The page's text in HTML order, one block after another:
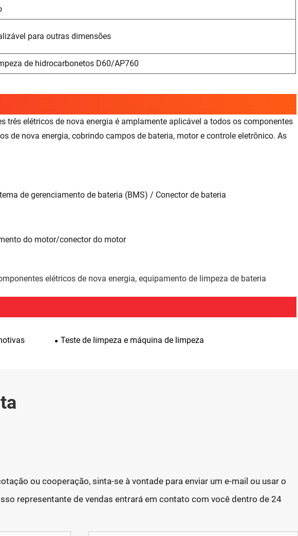
para outras dimensões
de hidrocarbonetos D60/AP760
três elétricos de nova energia é amplamente aplicável a todos os componentes
de nova energia, cobrindo campos de bateria, motor e controle eletrônico. As
de gerenciamento de bateria (BMS) / Conector de bateria
do motor/conector do motor
elétricos de nova energia, equipamento de limpeza de bateria
Teste de limpeza e máquina de limpeza
ou cooperação, sinta-se à vontade para enviar um e-mail ou usar o
representante de vendas entrará em contato com você dentro de 24